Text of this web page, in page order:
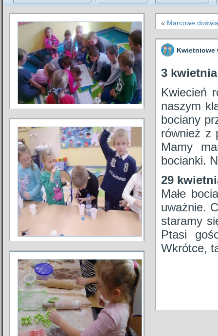
« Marcowe
Kwietniowe
3
Kwiecień
naszym
bociany
również z
Mamy
bocianki.
29
Małe
uważnie.
staramy
Ptasi
Wkrótce,